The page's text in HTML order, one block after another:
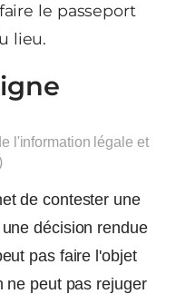
le passeport
lieu.
l'information légale et
de contester une
décision rendue
pas faire l'objet
ne peut pas rejuger